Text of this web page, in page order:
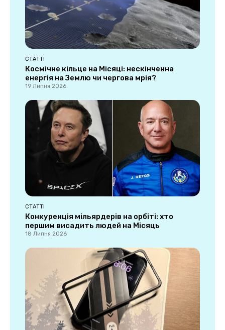
СТАТТІ
Космічне кільце на Місяці: нескінченна
енергія на Землю чи чергова мрія?
19 Липня 2026
СТАТТІ
Конкуренція мільярдерів на орбіті: хто
першим висадить людей на Місяць
18 Липня 2026